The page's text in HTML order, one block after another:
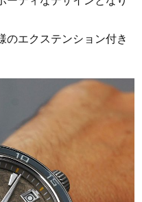
のエクステンション付き